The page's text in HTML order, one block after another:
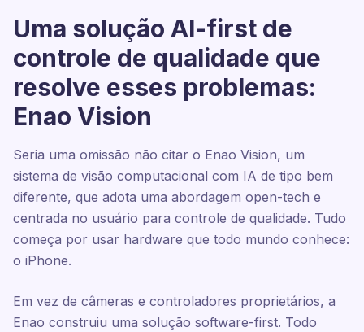
Uma solução AI-first de
controle de qualidade que
resolve esses problemas:
Enao Vision
Seria uma omissão não citar o Enao Vision, um
sistema de visão computacional com IA de tipo bem
diferente, que adota uma abordagem open-tech e
centrada no usuário para controle de qualidade. Tudo
começa por usar hardware que todo mundo conhece:
o iPhone.
Em vez de câmeras e controladores proprietários, a
Enao construiu uma solução software-first. Todo